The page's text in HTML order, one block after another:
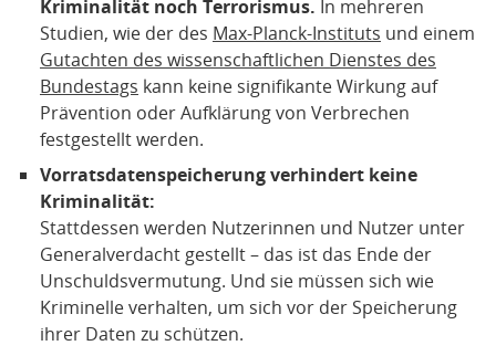
Kriminalität noch Terrorismus. In mehreren
Studien, wie der des Max-Planck-Instituts und einem
Gutachten des wissenschaftlichen Dienstes des
Bundestags kann keine signifikante Wirkung auf
Prävention oder Aufklärung von Verbrechen
festgestellt werden.
Vorratsdatenspeicherung verhindert keine
Kriminalität:
Stattdessen werden Nutzerinnen und Nutzer unter
Generalverdacht gestellt – das ist das Ende der
Unschuldsvermutung. Und sie müssen sich wie
Kriminelle verhalten, um sich vor der Speicherung
ihrer Daten zu schützen.